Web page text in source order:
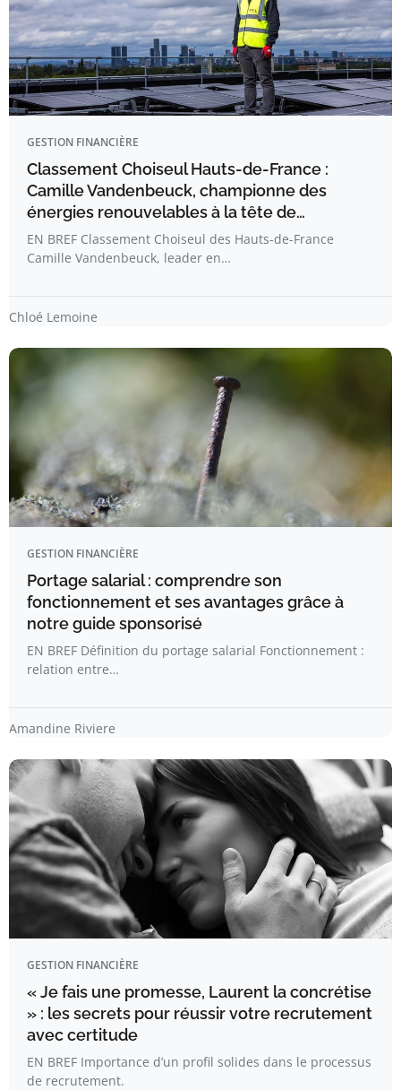
GESTION FINANCIÈRE
Classement Choiseul Hauts-de-France :
Camille Vandenbeuck, championne des
énergies renouvelables à la tête de…
EN BREF Classement Choiseul des Hauts-de-France
Camille Vandenbeuck, leader en…
Chloé Lemoine
GESTION FINANCIÈRE
Portage salarial : comprendre son
fonctionnement et ses avantages grâce à
notre guide sponsorisé
EN BREF Définition du portage salarial Fonctionnement :
relation entre…
Amandine Riviere
GESTION FINANCIÈRE
« Je fais une promesse, Laurent la concrétise
» : les secrets pour réussir votre recrutement
avec certitude
EN BREF Importance d’un profil solides dans le processus
de recrutement.